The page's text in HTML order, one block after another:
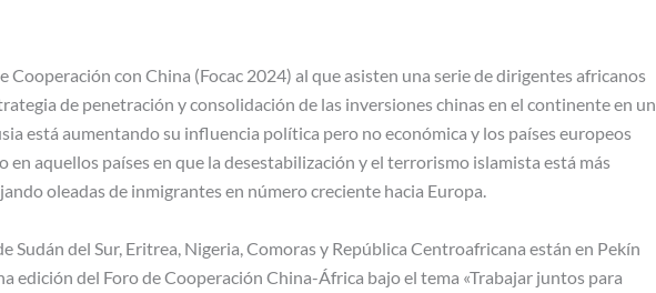
Cooperación con China (Focac 2024) al que asisten una serie de dirigentes africanos
de penetración y consolidación de las inversiones chinas en el continente en un
está aumentando su influencia política pero no económica y los países europeos
en aquellos países en que la desestabilización y el terrorismo islamista está más
oleadas de inmigrantes en número creciente hacia Europa.
Sudán del Sur, Eritrea, Nigeria, Comoras y República Centroafricana están en Pekín
edición del Foro de Cooperación China-África bajo el tema «Trabajar juntos para